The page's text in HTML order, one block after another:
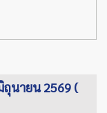
นายน 2569 (